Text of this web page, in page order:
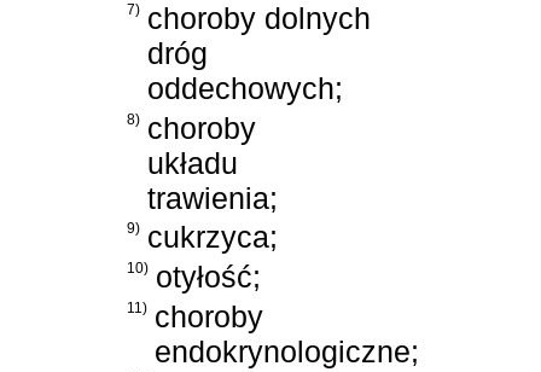
7) choroby dolnych
dróg
oddechowych;
8) choroby
układu
trawienia;
9) cukrzyca;
10) otyłość;
11) choroby
endokrynologiczne;